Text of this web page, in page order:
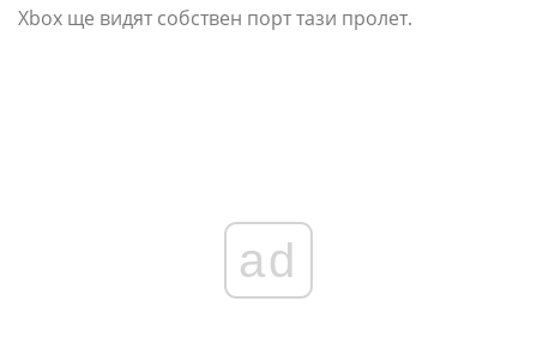
Xbox ще видят собствен порт тази пролет.
ad